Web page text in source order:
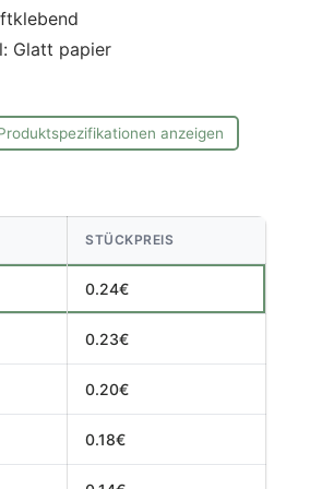
Glatt papier
anzeigen
STÜCKPREIS
0.24€
0.23€
0.20€
0.18€